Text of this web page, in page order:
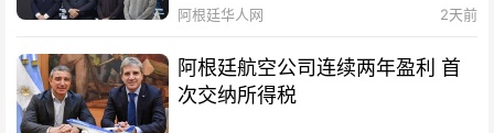
阿根廷华人网 2天前
阿根廷航空公司连续两年盈利 首
次交纳所得税